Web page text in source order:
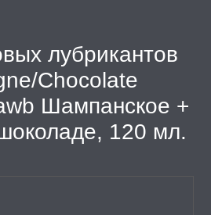
лубрикантов
Chocolate
Шампанское +
120 мл.